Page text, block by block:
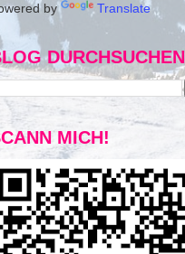
by Translate
DURCHSUCHEN
MICH!